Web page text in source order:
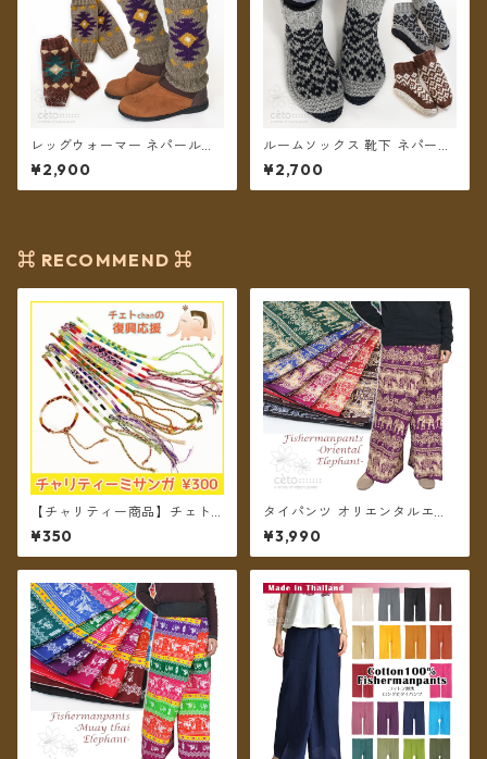
レッグウォーマー ネパールウ
ール フリース裏地付き オルテ
ガ柄 2カラー【メール便送料無
料】
¥2,900
ルームソックス 靴下 ネパール
ウール フリース裏地付き 22〜
25cm 2カラー【メール便送料
無料】
¥2,700
⌘ RECOMMEND ⌘
【チャリティー商品】チェトc
hanのチャリティーミサンガ
¥350
タイパンツ オリエンタルエレ
ファント 7カラー B リゾパン
ロング丈【メール便送料無
料】
¥3,990